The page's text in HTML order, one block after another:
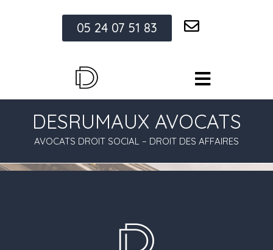
05 24 07 51 83
DESRUMAUX AVOCATS
AVOCATS DROIT SOCIAL – DROIT DES AFFAIRES